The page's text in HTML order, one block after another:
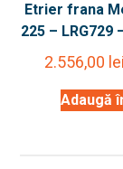
Etrier frana
225 – LRG729
2.556,00 lei
Adaugă